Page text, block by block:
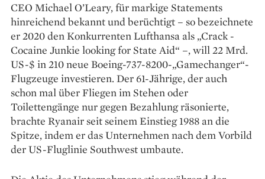
CEO Michael O’Leary, für ­markige Statements
hinreichend ­bekannt und berüchtigt – so bezeichnete
er 2020 den Konkurrenten Lufthansa als „Crack ­
Cocaine Junkie looking for State Aid“ –, will 22 Mrd.
US-$ in 210 neue Boeing-737-8200-„Gamechanger“-
Flugzeuge investieren. Der 61-Jährige, der auch
schon mal über Fliegen im Stehen oder
Toilettengänge nur gegen Bezahlung räsonierte,
brachte Ryanair seit seinem Einstieg 1988 an die
Spitze, indem er das Unternehmen nach dem Vorbild
der US-Fluglinie Southwest umbaute.